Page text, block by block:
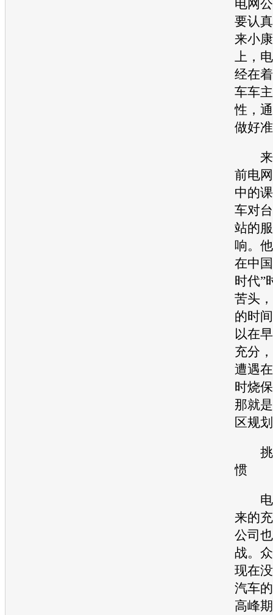
电网
要认
来小康
上，
经在
车车
性，
做好
来
前电
中的
车对
站的
响。
在中
时代”
苦头
的时
以在
充分，
遭遇
时烧
那就
区规
挑
惯
电
来的
公司
战。
现在
汽车
高峰